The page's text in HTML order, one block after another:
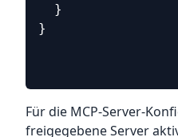
}
}
Für die MCP-Server-
freigegebene Server